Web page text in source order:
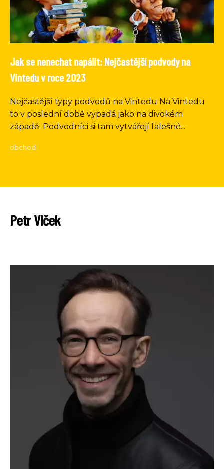
Jak se nenechat napálit: Nejčastější podvody na
Vintedu v roce 2023
Nejčastější typy podvodů na Vintedu Na Vintedu
to v poslední době vypadá jako na divokém
západě. Podvodníci si tam vytvářejí falešné...
obchod
Petr Vlček